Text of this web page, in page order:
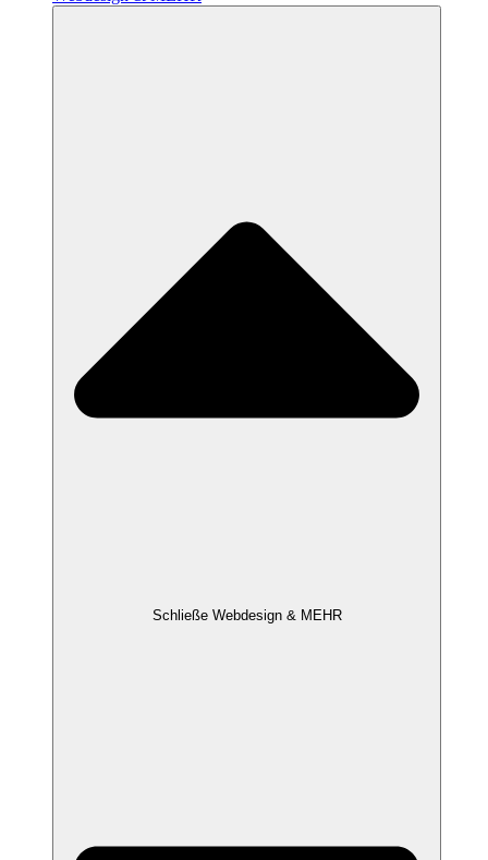
Schließe Webdesign & MEHR